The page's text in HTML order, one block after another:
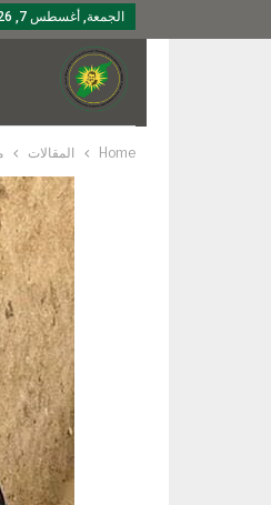
الجمعة, أغسطس 7, 2026
Home المقالات